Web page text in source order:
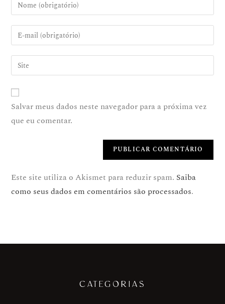
Salvar meus dados neste navegador para a próxima vez
que eu comentar.
Este site utiliza o Akismet para reduzir spam. Saiba
como seus dados em comentários são processados.
CATEGORIAS